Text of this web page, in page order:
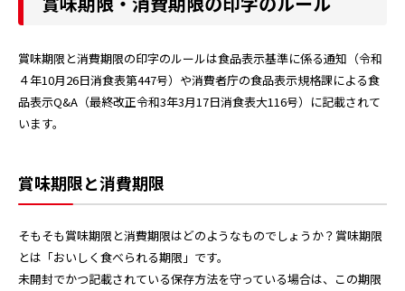
賞味期限と消費期限の印字のルールは食品表示基準に係る通知（令和
４年10月26日消食表第447号）や消費者庁の食品表示規格課による食
品表示Q&A（最終改正令和3年3月17日消食表大116号）に記載されて
います。
賞味期限と消費期限
そもそも賞味期限と消費期限はどのようなものでしょうか？賞味期限
とは「おいしく食べられる期限」です。
未開封でかつ記載されている保存方法を守っている場合は、この期限